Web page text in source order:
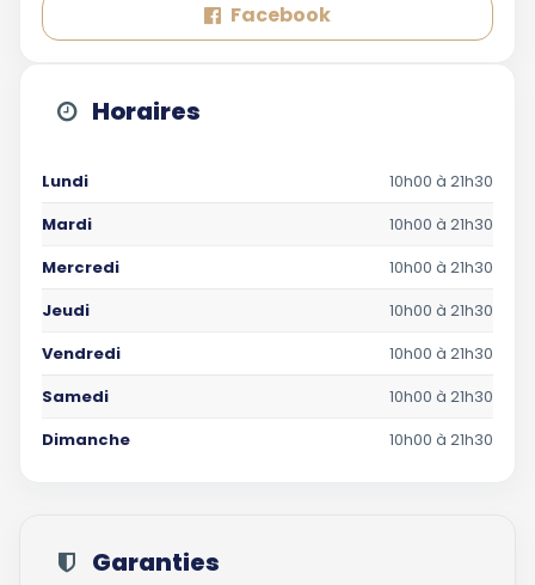
Facebook
Horaires
Lundi
10h00 à 21h30
Mardi
10h00 à 21h30
Mercredi
10h00 à 21h30
Jeudi
10h00 à 21h30
Vendredi
10h00 à 21h30
Samedi
10h00 à 21h30
Dimanche
10h00 à 21h30
Garanties